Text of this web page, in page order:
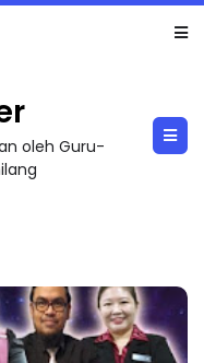
WAN...
oleh Guru-